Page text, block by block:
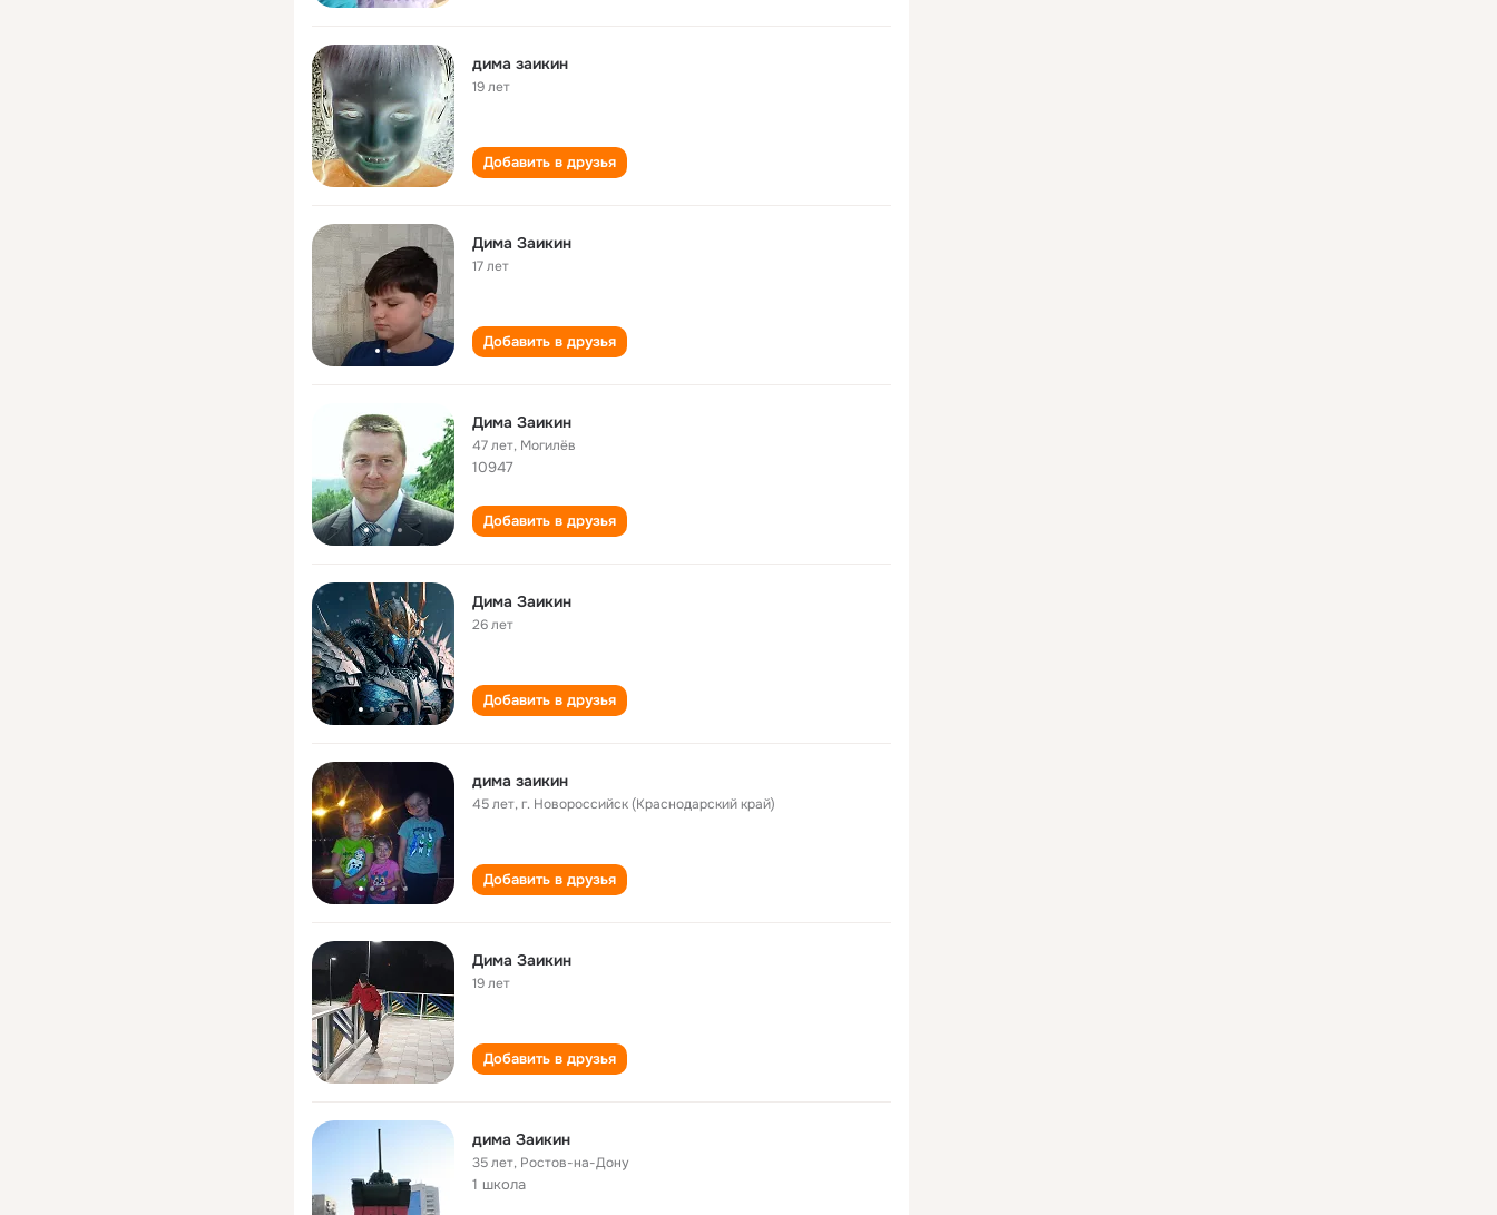
дима заикин
19 лет
Добавить в друзья
Дима Заикин
17 лет
Добавить в друзья
Дима Заикин
47 лет, Могилёв
10947
Добавить в друзья
Дима Заикин
26 лет
Добавить в друзья
дима заикин
45 лет,г. Новороссийск (Краснодарский край)
Добавить в друзья
Дима Заикин
19 лет
Добавить в друзья
дима Заикин
35 лет, Ростов-на-Дону
1 школа